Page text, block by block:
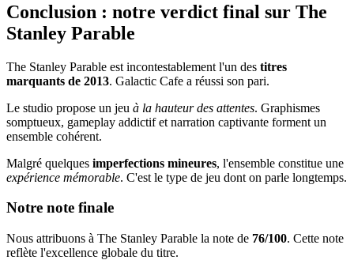
Conclusion : notre verdict final sur The
Stanley Parable
The Stanley Parable est incontestablement l'un des titres
marquants de 2013. Galactic Cafe a réussi son pari.
Le studio propose un jeu à la hauteur des attentes. Graphismes
somptueux, gameplay addictif et narration captivante forment un
ensemble cohérent.
Malgré quelques imperfections mineures, l'ensemble constitue une
expérience mémorable. C'est le type de jeu dont on parle longtemps.
Notre note finale
Nous attribuons à The Stanley Parable la note de 76/100. Cette note
reflète l'excellence globale du titre.